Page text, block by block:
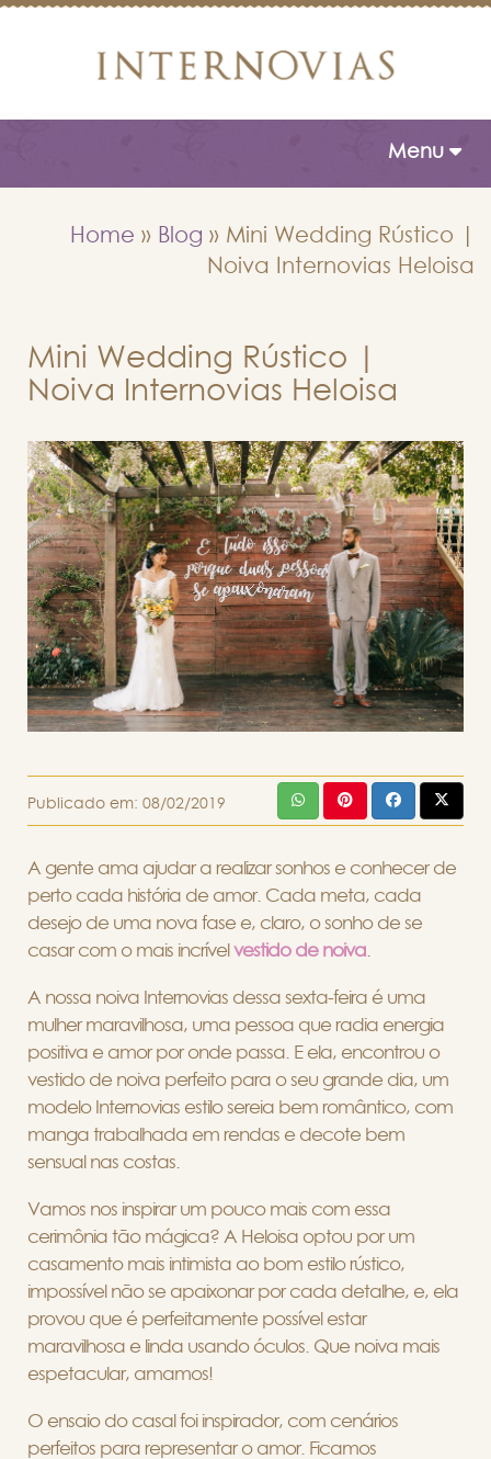
Toggle
Menu
Home » Blog » Mini Wedding Rústico |
Noiva Internovias Heloisa
Mini Wedding Rústico |
Noiva Internovias Heloisa
Publicado em: 08/02/2019
A gente ama ajudar a realizar sonhos e conhecer de
perto cada história de amor. Cada meta, cada
desejo de uma nova fase e, claro, o sonho de se
casar com o mais incrível vestido de noiva
A nossa noiva Internovias dessa sexta-feira é uma
mulher maravilhosa, uma pessoa que radia energia
positiva e amor por onde passa. E ela, encontrou o
vestido de noiva perfeito para o seu grande dia, um
modelo Internovias estilo sereia bem romântico, com
manga trabalhada em rendas e decote bem
sensual nas costas.
Vamos nos inspirar um pouco mais com essa
cerimônia tão mágica? A Heloisa optou por um
casamento mais intimista ao bom estilo rústico,
impossível não se apaixonar por cada detalhe, e, ela
provou que é perfeitamente possível estar
maravilhosa e linda usando óculos. Que noiva mais
espetacular, amamos!
O ensaio do casal foi inspirador, com cenários
perfeitos para representar o amor. Ficamos